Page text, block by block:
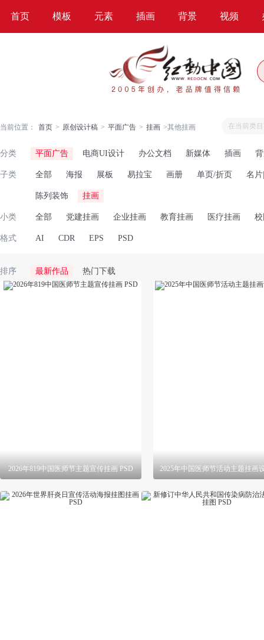
首页 模板 元素 插画 背景 视频
当前位置： 首页 > 原创设计稿 > 平面广告 > 挂画 >其他挂画
分类 平面广告 电商UI设计 办公文档 新媒体 插画
子类 全部 海报 展板 易拉宝 画册 单页/折页 名
陈列装饰 挂画
小类 全部 党建挂画 企业挂画 教育挂画 医疗挂画
格式 AI CDR EPS PSD
排序 最新作品 热门下载
2026年819中国医师节主题宣传挂画 PSD 2025年中国医师节活动主题挂画